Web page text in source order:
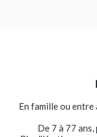
En famille ou
De 7 à 77